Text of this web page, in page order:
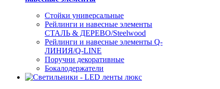
Стойки универсальные
Рейлинги и навесные элементы
СТАЛЬ & ДЕРЕВО/Steelwood
Рейлинги и навесные элементы Q-
ЛИНИЯ/Q-LINE
Поручни декоративные
Бокалодержатели